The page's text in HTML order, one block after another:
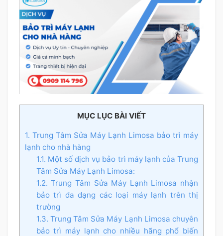
MỤC LỤC BÀI VIẾT
1. Trung Tâm Sửa Máy Lạnh Limosa bảo trì máy
lạnh cho nhà hàng
1.1. Một số dịch vụ bảo trì máy lạnh của Trung
Tâm Sửa Máy Lạnh Limosa:
1.2. Trung Tâm Sửa Máy Lạnh Limosa nhận
bảo trì đa dạng các loại máy lạnh trên thị
trường
1.3. Trung Tâm Sửa Máy Lạnh Limosa chuyên
bảo trì máy lạnh cho nhiều hãng phổ biến